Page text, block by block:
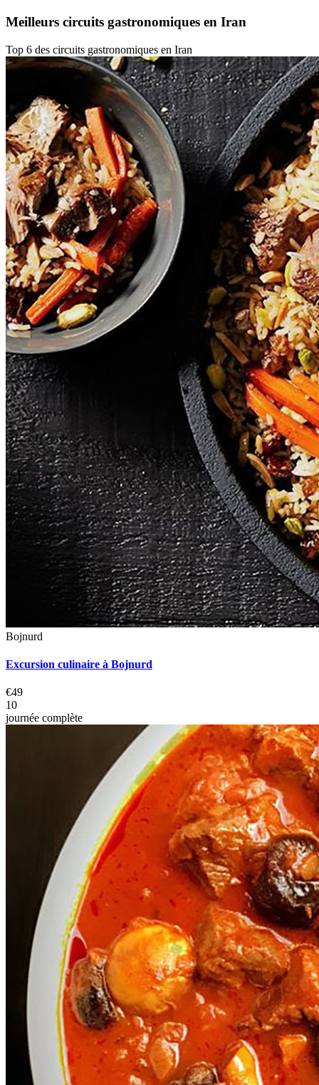
Meilleurs circuits gastronomiques en Iran
Top 6 des circuits gastronomiques en Iran
Bojnurd
Excursion culinaire à Bojnurd
€49
10
journée complète